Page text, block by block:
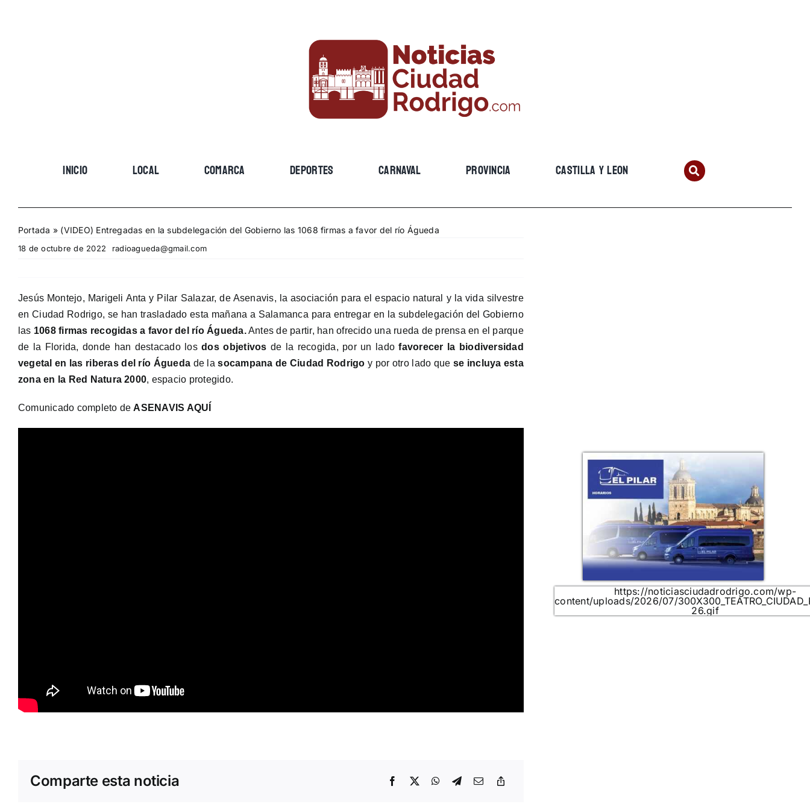
INICIO LOCAL COMARCA DEPORTES CARNAVAL PROVINCIA CASTILLA Y LEON
Portada » (VIDEO) Entregadas en la subdelegación del Gobierno las 1068 firmas a favor del río Águeda
18 de octubre de 2022 radioagueda@gmail.com
Jesús Montejo, Marigeli Anta y Pilar Salazar, de Asenavis, la asociación para el espacio natural y la vida silvestre
en Ciudad Rodrigo, se han trasladado esta mañana a Salamanca para entregar en la subdelegación del Gobierno
las 1068 firmas recogidas a favor del río Águeda.Antes de partir, han ofrecido una rueda de prensa en el parque
de la Florida, donde han destacado losdos objetivos de la recogida, por un ladofavorecer la biodiversidad
vegetal en las riberas del río Águeda de lasocampana de Ciudad Rodrigo y por otro lado que se incluya esta
zona en la Red Natura 2000, espacio protegido.
Comunicado completo de ASENAVIS AQUÍ
Comparte esta noticia
https://noticiasciudadrodrigo.com/wp-
content/uploads/2026/07/
26.gif